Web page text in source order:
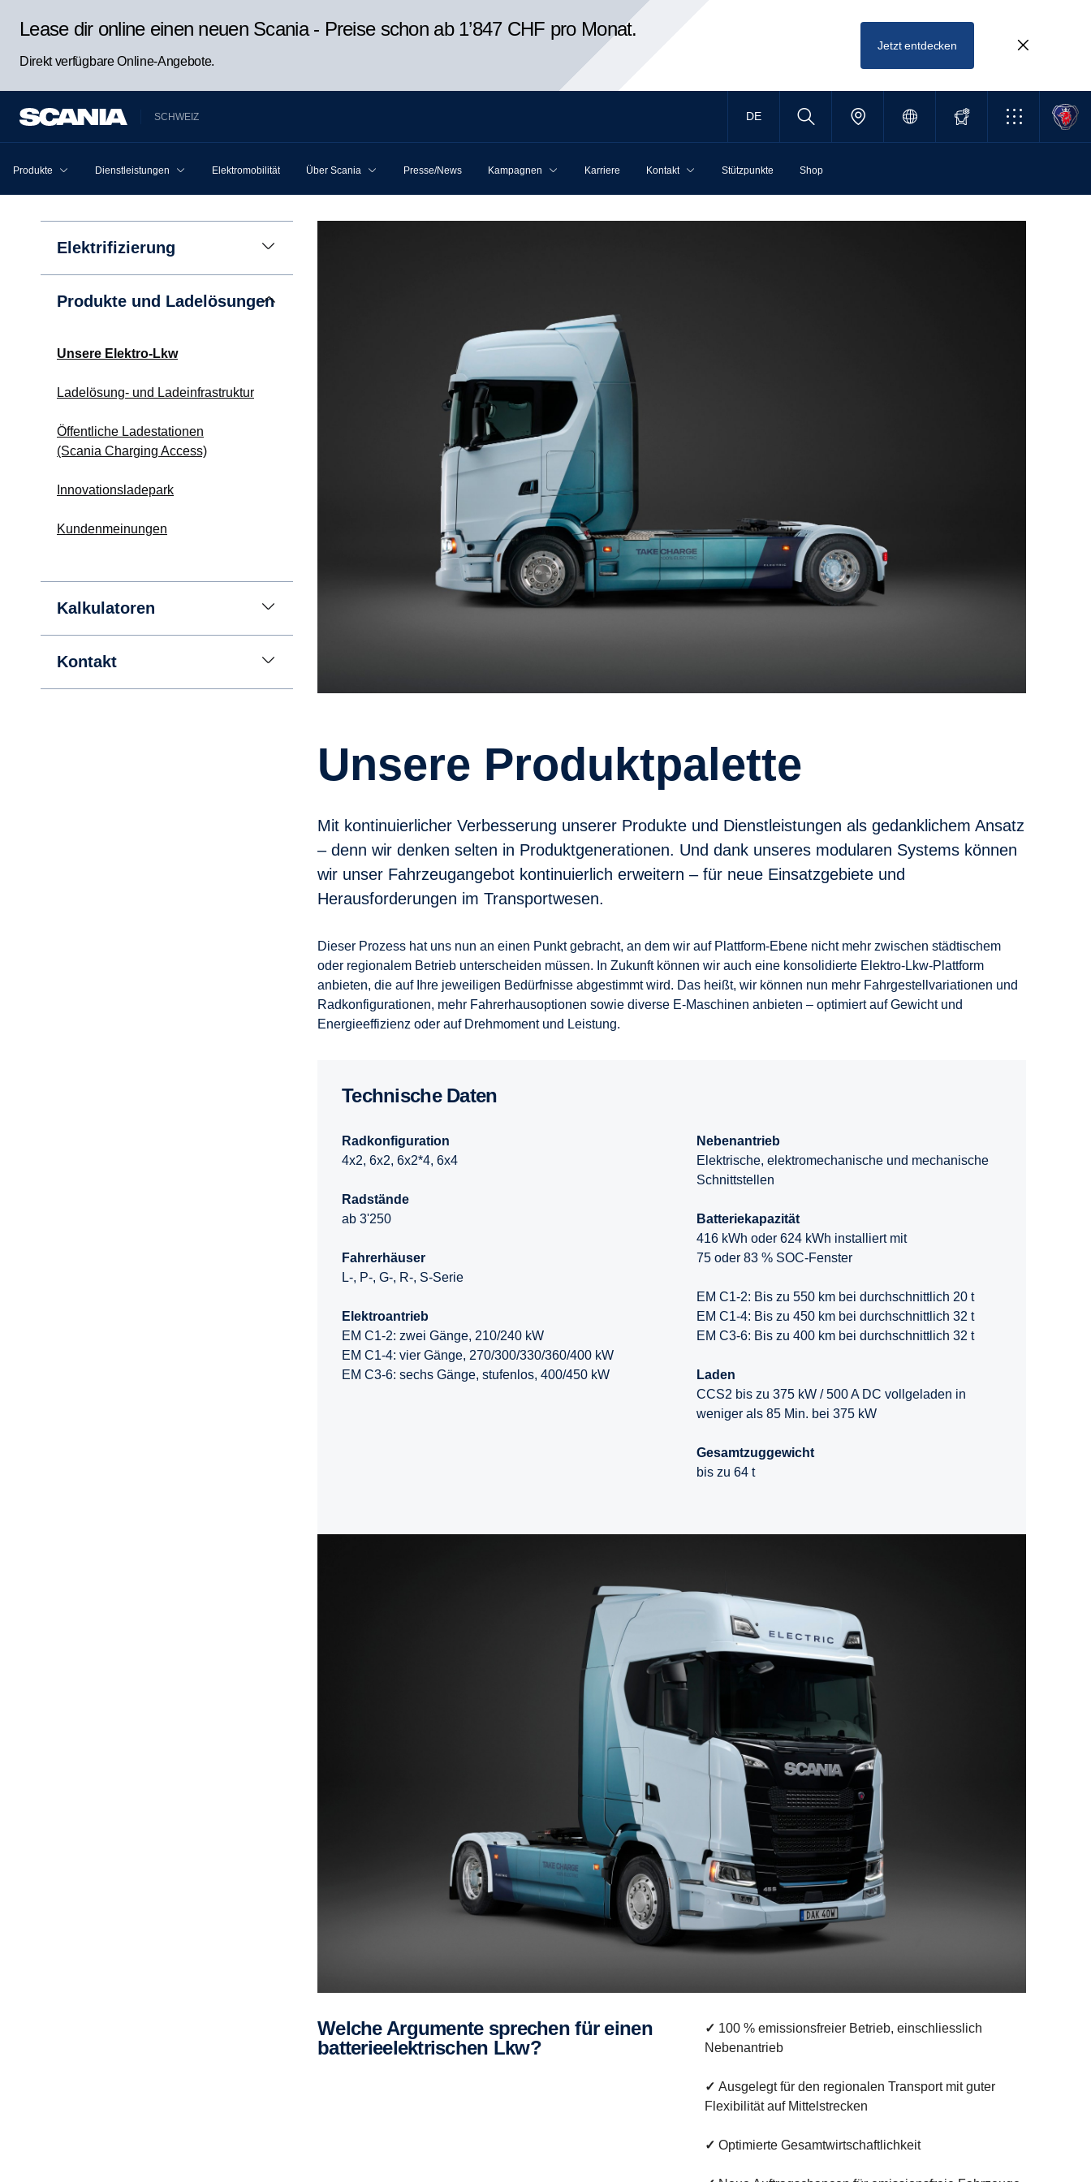
Lease dir online einen neuen Scania - Preise schon ab 1’847 CHF pro Monat.
Direkt verfügbare Online-Angebote.
Jetzt entdecken
SCHWEIZ DE
Produkte Dienstleistungen Elektromobilität Über Scania Presse/News Kampagnen Karriere Kontakt Stützpunkte Shop
Elektrifizierung
Produkte und Ladelösungen
Unsere Elektro-Lkw
Ladelösung- und Ladeinfrastruktur
Öffentliche Ladestationen
(Scania Charging Access)
Innovationsladepark
Kundenmeinungen
Kalkulatoren
Kontakt
Unsere Produktpalette
Mit kontinuierlicher Verbesserung unserer Produkte und Dienstleistungen als gedanklichem Ansatz
– denn wir denken selten in Produktgenerationen. Und dank unseres modularen Systems können
wir unser Fahrzeugangebot kontinuierlich erweitern – für neue Einsatzgebiete und
Herausforderungen im Transportwesen.
Dieser Prozess hat uns nun an einen Punkt gebracht, an dem wir auf Plattform-Ebene nicht mehr zwischen städtischem
oder regionalem Betrieb unterscheiden müssen. In Zukunft können wir auch eine konsolidierte Elektro-Lkw-Plattform
anbieten, die auf Ihre jeweiligen Bedürfnisse abgestimmt wird. Das heißt, wir können nun mehr Fahrgestellvariationen und
Radkonfigurationen, mehr Fahrerhausoptionen sowie diverse E-Maschinen anbieten – optimiert auf Gewicht und
Energieeffizienz oder auf Drehmoment und Leistung.
Technische Daten
Radkonfiguration
4x2, 6x2, 6x2*4, 6x4
Radstände
ab 3'250
Fahrerhäuser
L-, P-, G-, R-, S-Serie
Elektroantrieb
EM C1-2: zwei Gänge, 210/240 kW
EM C1-4: vier Gänge, 270/300/330/360/400 kW
EM C3-6: sechs Gänge, stufenlos, 400/450 kW
Nebenantrieb
Elektrische, elektromechanische und mechanische
Schnittstellen
Batteriekapazität
416 kWh oder 624 kWh installiert mit
75 oder 83 % SOC-Fenster
EM C1-2: Bis zu 550 km bei durchschnittlich 20 t
EM C1-4: Bis zu 450 km bei durchschnittlich 32 t
EM C3-6: Bis zu 400 km bei durchschnittlich 32 t
Laden
CCS2 bis zu 375 kW / 500 A DC vollgeladen in
weniger als 85 Min. bei 375 kW
Gesamtzuggewicht
bis zu 64 t
Welche Argumente sprechen für einen
batterieelektrischen Lkw?
✓ 100 % emissionsfreier Betrieb, einschliesslich
Nebenantrieb
✓ Ausgelegt für den regionalen Transport mit guter
Flexibilität auf Mittelstrecken
✓ Optimierte Gesamtwirtschaftlichkeit